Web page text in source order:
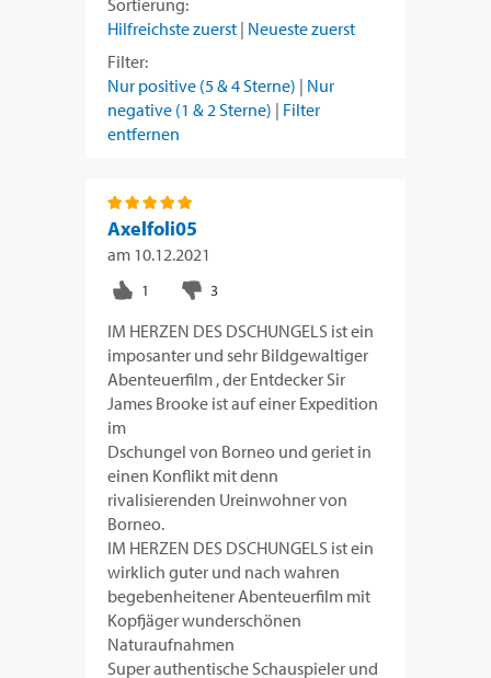
Sortierung:
Hilfreichste zuerst | Neueste zuerst
Filter:
Nur positive (5 & 4 Sterne) | Nur
negative (1 & 2 Sterne) | Filter
entfernen
Axelfoli05
am 10.12.2021
IM HERZEN DES DSCHUNGELS ist ein
imposanter und sehr Bildgewaltiger
Abenteuerfilm , der Entdecker Sir
James Brooke ist auf einer Expedition
im
Dschungel von Borneo und geriet in
einen Konflikt mit denn
rivalisierenden Ureinwohner von
Borneo.
IM HERZEN DES DSCHUNGELS ist ein
wirklich guter und nach wahren
begebenheitener Abenteuerfilm mit
Kopfjäger wunderschönen
Naturaufnahmen
Super authentische Schauspieler und